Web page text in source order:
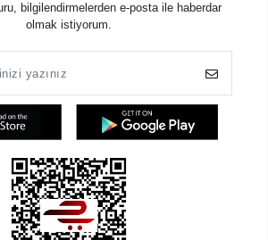
bilgilendirmelerden e-posta ile haberdar
olmak istiyorum.